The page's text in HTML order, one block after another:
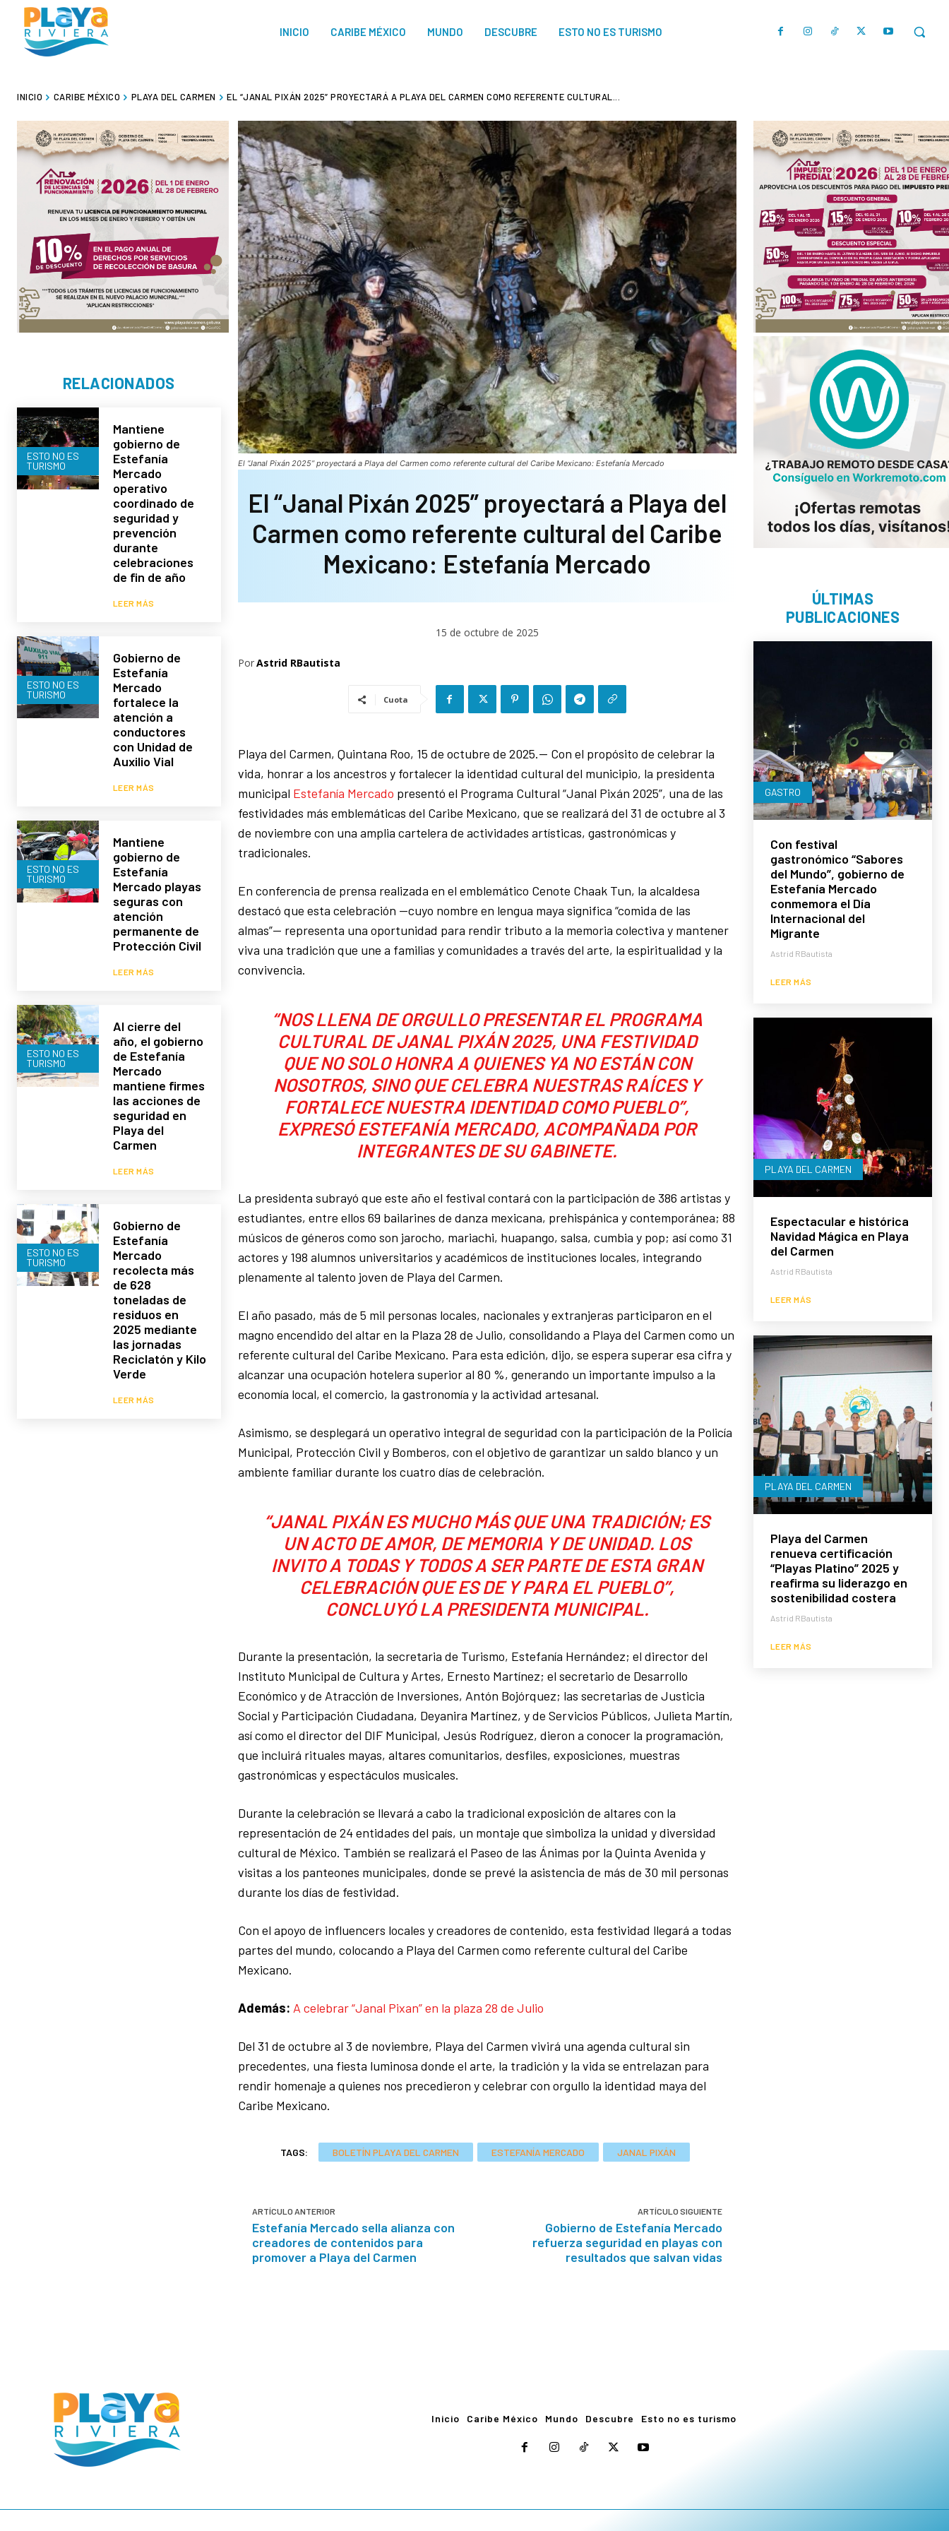
INICIO CARIBE MÉXICO MUNDO DESCUBRE ESTO NO ES TURISMO
INICIO CARIBE MÉXICO PLAYA DEL CARMEN EL “JANAL PIXÁN 2025” PROYECTARÁ A PLAYA DEL CARMEN COMO REFERENTE CULTURAL...
RELACIONADOS
ESTO NO ES
TURISMO
Mantiene
gobierno de
Estefanía
Mercado
operativo
coordinado de
seguridad y
prevención
durante
celebraciones
de fin de año
LEER MÁS
ESTO NO ES
TURISMO
Gobierno de
Estefanía
Mercado
fortalece la
atención a
conductores
con Unidad de
Auxilio Vial
LEER MÁS
ESTO NO ES
TURISMO
Mantiene
gobierno de
Estefanía
Mercado playas
seguras con
atención
permanente de
Protección Civil
LEER MÁS
ESTO NO ES
TURISMO
Al cierre del
año, el gobierno
de Estefanía
Mercado
mantiene firmes
las acciones de
seguridad en
Playa del
Carmen
LEER MÁS
ESTO NO ES
TURISMO
Gobierno de
Estefanía
Mercado
recolecta más
de 628
toneladas de
residuos en
2025 mediante
las jornadas
Reciclatón y Kilo
Verde
LEER MÁS
El “Janal Pixán 2025” proyectará a Playa del Carmen como referente cultural del Caribe Mexicano: Estefanía Mercado
El “Janal Pixán 2025” proyectará a Playa del
Carmen como referente cultural del Caribe
Mexicano: Estefanía Mercado
15 de octubre de 2025
PorAstrid RBautista
Cuota
Playa del Carmen, Quintana Roo, 15 de octubre de 2025.— Con el propósito de celebrar la
vida, honrar a los ancestros y fortalecer la identidad cultural del municipio, la presidenta
municipal Estefanía Mercado presentó el Programa Cultural “Janal Pixán 2025”, una de las
festividades más emblemáticas del Caribe Mexicano, que se realizará del 31 de octubre al 3
de noviembre con una amplia cartelera de actividades artísticas, gastronómicas y
tradicionales.
En conferencia de prensa realizada en el emblemático Cenote Chaak Tun, la alcaldesa
destacó que esta celebración —cuyo nombre en lengua maya significa “comida de las
almas”— representa una oportunidad para rendir tributo a la memoria colectiva y mantener
viva una tradición que une a familias y comunidades a través del arte, la espiritualidad y la
convivencia.
“NOS LLENA DE ORGULLO PRESENTAR EL PROGRAMA
CULTURAL DE JANAL PIXÁN 2025, UNA FESTIVIDAD
QUE NO SOLO HONRA A QUIENES YA NO ESTÁN CON
NOSOTROS, SINO QUE CELEBRA NUESTRAS RAÍCES Y
FORTALECE NUESTRA IDENTIDAD COMO PUEBLO”,
EXPRESÓ ESTEFANÍA MERCADO, ACOMPAÑADA POR
INTEGRANTES DE SU GABINETE.
La presidenta subrayó que este año el festival contará con la participación de 386 artistas y
estudiantes, entre ellos 69 bailarines de danza mexicana, prehispánica y contemporánea; 88
músicos de géneros como son jarocho, mariachi, huapango, salsa, cumbia y pop; así como 31
actores y 198 alumnos universitarios y académicos de instituciones locales, integrando
plenamente al talento joven de Playa del Carmen.
El año pasado, más de 5 mil personas locales, nacionales y extranjeras participaron en el
magno encendido del altar en la Plaza 28 de Julio, consolidando a Playa del Carmen como un
referente cultural del Caribe Mexicano. Para esta edición, dijo, se espera superar esa cifra y
alcanzar una ocupación hotelera superior al 80 %, generando un importante impulso a la
economía local, el comercio, la gastronomía y la actividad artesanal.
Asimismo, se desplegará un operativo integral de seguridad con la participación de la Policía
Municipal, Protección Civil y Bomberos, con el objetivo de garantizar un saldo blanco y un
ambiente familiar durante los cuatro días de celebración.
“JANAL PIXÁN ES MUCHO MÁS QUE UNA TRADICIÓN; ES
UN ACTO DE AMOR, DE MEMORIA Y DE UNIDAD. LOS
INVITO A TODAS Y TODOS A SER PARTE DE ESTA GRAN
CELEBRACIÓN QUE ES DE Y PARA EL PUEBLO”,
CONCLUYÓ LA PRESIDENTA MUNICIPAL.
Durante la presentación, la secretaria de Turismo, Estefanía Hernández; el director del
Instituto Municipal de Cultura y Artes, Ernesto Martínez; el secretario de Desarrollo
Económico y de Atracción de Inversiones, Antón Bojórquez; las secretarias de Justicia
Social y Participación Ciudadana, Deyanira Martínez, y de Servicios Públicos, Julieta Martín,
así como el director del DIF Municipal, Jesús Rodríguez, dieron a conocer la programación,
que incluirá rituales mayas, altares comunitarios, desfiles, exposiciones, muestras
gastronómicas y espectáculos musicales.
Durante la celebración se llevará a cabo la tradicional exposición de altares con la
representación de 24 entidades del país, un montaje que simboliza la unidad y diversidad
cultural de México. También se realizará el Paseo de las Ánimas por la Quinta Avenida y
visitas a los panteones municipales, donde se prevé la asistencia de más de 30 mil personas
durante los días de festividad.
Con el apoyo de influencers locales y creadores de contenido, esta festividad llegará a todas
partes del mundo, colocando a Playa del Carmen como referente cultural del Caribe
Mexicano.
Además: A celebrar “Janal Pixan” en la plaza 28 de Julio
Del 31 de octubre al 3 de noviembre, Playa del Carmen vivirá una agenda cultural sin
precedentes, una fiesta luminosa donde el arte, la tradición y la vida se entrelazan para
rendir homenaje a quienes nos precedieron y celebrar con orgullo la identidad maya del
Caribe Mexicano.
TAGS: BOLETÍN PLAYA DEL CARMEN ESTEFANÍA MERCADO JANAL PIXÁN
ARTÍCULO ANTERIOR
Estefanía Mercado sella alianza con
creadores de contenidos para
promover a Playa del Carmen
ARTÍCULO SIGUIENTE
Gobierno de Estefanía Mercado
refuerza seguridad en playas con
resultados que salvan vidas
ÚLTIMAS
PUBLICACIONES
GASTRO
Con festival
gastronómico “Sabores
del Mundo”, gobierno de
Estefanía Mercado
conmemora el Día
Internacional del
Migrante
Astrid RBautista
LEER MÁS
PLAYA DEL CARMEN
Espectacular e histórica
Navidad Mágica en Playa
del Carmen
Astrid RBautista
LEER MÁS
PLAYA DEL CARMEN
Playa del Carmen
renueva certificación
“Playas Platino” 2025 y
reafirma su liderazgo en
sostenibilidad costera
Astrid RBautista
LEER MÁS
Inicio Caribe México Mundo Descubre Esto no es turismo